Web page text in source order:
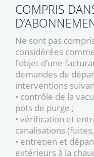
COMPRIS
Ne sont pas
considérées
l’objet d’une
demandes de
interventions
• contrôle de la
pots de purge ;
• vérification et
canalisations
• entretien et
extérieurs à la